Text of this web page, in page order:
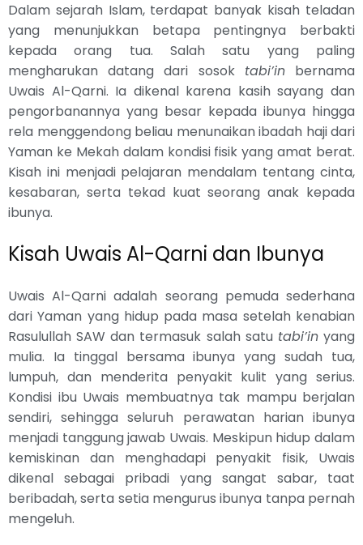
Dalam sejarah Islam, terdapat banyak kisah teladan
yang menunjukkan betapa pentingnya berbakti
kepada orang tua. Salah satu yang paling
mengharukan datang dari sosok tabi’inbernama
Uwais Al-Qarni. Ia dikenal karena kasih sayang dan
pengorbanannya yang besar kepada ibunya hingga
rela menggendong beliau menunaikan ibadah haji dari
Yaman ke Mekah dalam kondisi fisik yang amat berat.
Kisah ini menjadi pelajaran mendalam tentang cinta,
kesabaran, serta tekad kuat seorang anak kepada
ibunya.
Kisah Uwais Al-Qarni dan Ibunya
Uwais Al-Qarni adalah seorang pemuda sederhana
dari Yaman yang hidup pada masa setelah kenabian
Rasulullah SAW dan termasuk salah satu tabi’inyang
mulia. Ia tinggal bersama ibunya yang sudah tua,
lumpuh, dan menderita penyakit kulit yang serius.
Kondisi ibu Uwais membuatnya tak mampu berjalan
sendiri, sehingga seluruh perawatan harian ibunya
menjadi tanggung jawab Uwais. Meskipun hidup dalam
kemiskinan dan menghadapi penyakit fisik, Uwais
dikenal sebagai pribadi yang sangat sabar, taat
beribadah, serta setia mengurus ibunya tanpa pernah
mengeluh.